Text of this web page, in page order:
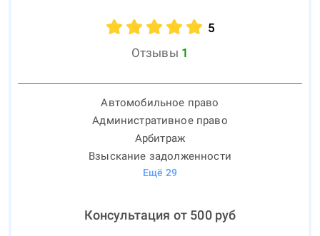
5
Отзывы 1
Автомобильное право
Административное право
Арбитраж
Взыскание задолженности
Ещё 29
Консультация от 500руб